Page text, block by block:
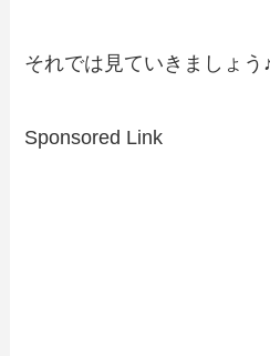
それでは見ていきましょう
Sponsored Link